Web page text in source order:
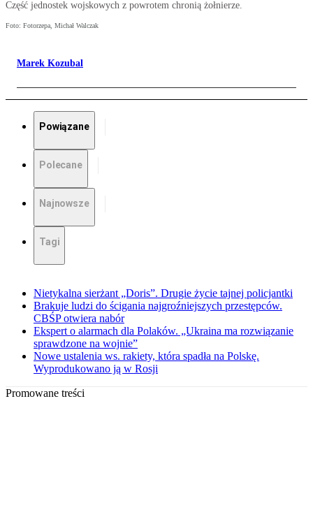
Część jednostek wojskowych z powrotem chronią żołnierze.
Foto: Fotorzepa, Michał Walczak
Marek Kozubal
Powiązane
Polecane
Najnowsze
Tagi
Nietykalna sierżant „Doris”. Drugie życie tajnej policjantki
Brakuje ludzi do ścigania najgroźniejszych przestępców.
CBŚP otwiera nabór
Ekspert o alarmach dla Polaków. „Ukraina ma rozwiązanie
sprawdzone na wojnie”
Nowe ustalenia ws. rakiety, która spadła na Polskę.
Wyprodukowano ją w Rosji
Promowane treści